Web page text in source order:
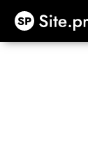
Site.pro